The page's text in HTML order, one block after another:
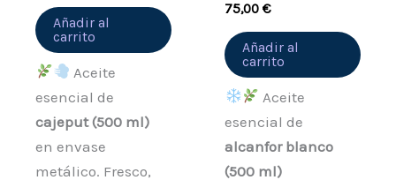
Añadir al
carrito
Aceite
esencial de
cajeput (500 ml)
en envase
metálico. Fresco,
75,00€
Añadir al
carrito
Aceite
esencial de
alcanfor blanco
(500 ml)